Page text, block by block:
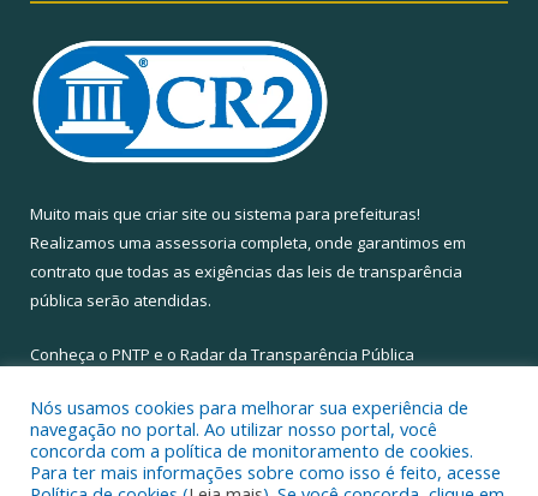
Muito mais que criar site ou sistema para prefeituras!
Realizamos uma assessoria completa, onde garantimos em
contrato que todas as exigências das leis de transparência
pública serão atendidas.
Conheça o PNTP e o Radar da Transparência Pública
Todos os direitos reservados a Câmara Municipal de Santa Maria
Nós usamos cookies para melhorar sua experiência de
navegação no portal. Ao utilizar nosso portal, você
concorda com a política de monitoramento de cookies.
Para ter mais informações sobre como isso é feito, acesse